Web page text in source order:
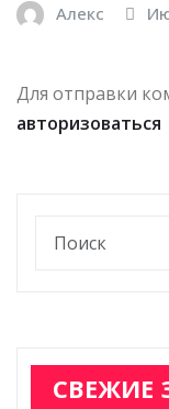
Алекс
Для отправки
авторизоваться
СВЕЖИЕ